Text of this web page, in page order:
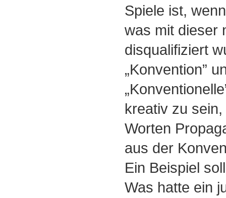
Spiele ist,
was mit dieser
disqualifiziert
„Konvention”
kreativ zu
Worten
aus der
Ein Beispiel
Was hatte ein